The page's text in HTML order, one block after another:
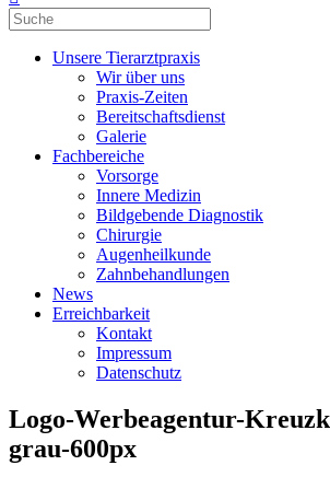
Unsere Tierarztpraxis
Wir über uns
Praxis-Zeiten
Bereitschaftsdienst
Galerie
Fachbereiche
Vorsorge
Innere Medizin
Bildgebende Diagnostik
Chirurgie
Augenheilkunde
Zahnbehandlungen
News
Erreichbarkeit
Kontakt
Impressum
Datenschutz
Logo-Werbeagentur-
grau-600px